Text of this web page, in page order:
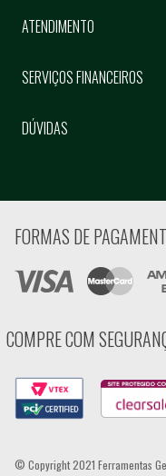
ATENDIMENTO
SERVIÇOS FINANCEIROS
DÚVIDAS
FORMAS DE
COMPRE COM
© Copyright 2021 Ferramentas